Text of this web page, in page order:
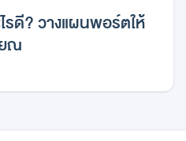
รดี? วางแผนพอร์ตให้
ณ